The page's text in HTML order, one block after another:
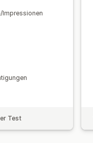
Impressionen
Test